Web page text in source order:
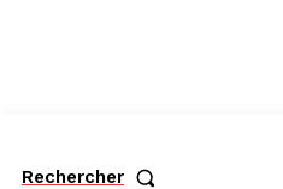
Rechercher